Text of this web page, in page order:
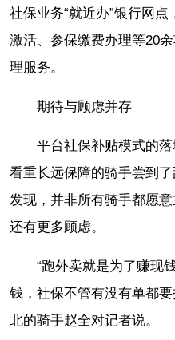
社保业务“就近办”银行网
激活、参保缴费办理等20
理服务。
期待与顾虑并存
平台社保补贴模式的
看重长远保障的骑手尝到
发现，并非所有骑手都愿
还有更多顾虑。
“跑外卖就是为了赚现
钱，社保不管有没有单都
北的骑手赵全对记者说。